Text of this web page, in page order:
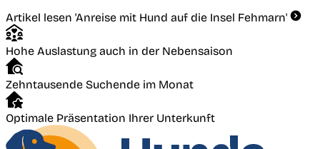
Artikel lesen 'Anreise mit Hund auf die Insel Fehmarn'
Hohe Auslastung auch in der Nebensaison
Zehntausende Suchende im Monat
Optimale Präsentation Ihrer Unterkunft